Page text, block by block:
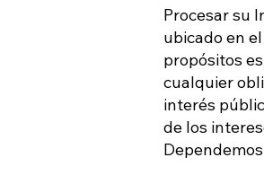
Procesar su
ubicado en
propósitos
cualquier
interés
de los